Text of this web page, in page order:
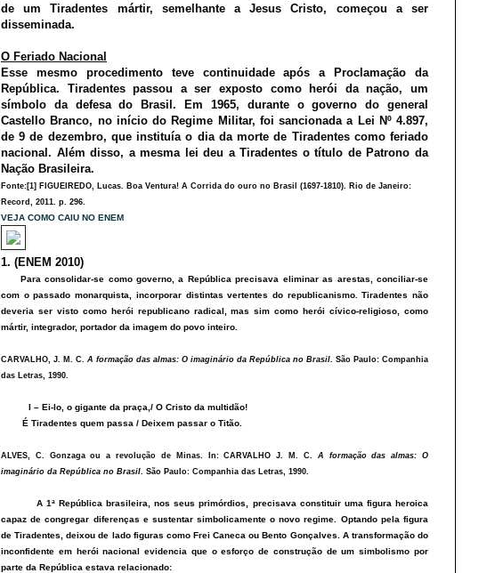
de um Tiradentes mártir, semelhante a Jesus Cristo, começou a ser
disseminada.
O Feriado Nacional
Esse mesmo procedimento teve continuidade após a Proclamação da
República. Tiradentes passou a ser exposto como herói da nação, um
símbolo da defesa do Brasil. Em 1965, durante o governo do general
Castello Branco, no início do Regime Militar, foi sancionada a Lei Nº 4.897,
de 9 de dezembro, que instituía o dia da morte de Tiradentes como feriado
nacional. Além disso, a mesma lei deu a Tiradentes o título de Patrono da
Nação Brasileira.
Fonte:[1] FIGUEIREDO, Lucas. Boa Ventura! A Corrida do ouro no Brasil (1697-1810). Rio de Janeiro:
Record, 2011. p. 296.
VEJA COMO CAIU NO ENEM
1. (ENEM 2010)
Para consolidar-se como governo, a República precisava eliminar as arestas, conciliar-se
com o passado monarquista, incorporar distintas vertentes do republicanismo. Tiradentes não
deveria ser visto como herói republicano radical, mas sim como herói cívico-religioso, como
mártir, integrador, portador da imagem do povo inteiro.
CARVALHO, J. M. C. A formação das almas: O imaginário da República no Brasil . São Paulo: Companhia
das Letras, 1990.
I – Ei-lo, o gigante da praça,/ O Cristo da multidão!
É Tiradentes quem passa / Deixem passar o Titão.
ALVES, C. Gonzaga ou a revolução de Minas. In: CARVALHO J. M. C. A formação das almas: O
imaginário da República no Brasil . São Paulo: Companhia das Letras, 1990.
A 1ª República brasileira, nos seus primórdios, precisava constituir uma figura heroica
capaz de congregar diferenças e sustentar simbolicamente o novo regime. Optando pela figura
de Tiradentes, deixou de lado figuras como Frei Caneca ou Bento Gonçalves. A transformação do
inconfidente em herói nacional evidencia que o esforço de construção de um simbolismo por
parte da República estava relacionado: